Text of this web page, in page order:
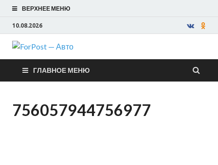
ВЕРХНЕЕ МЕНЮ
10.08.2026
ForPost —
Авто
ГЛАВНОЕ МЕНЮ
756057944756977